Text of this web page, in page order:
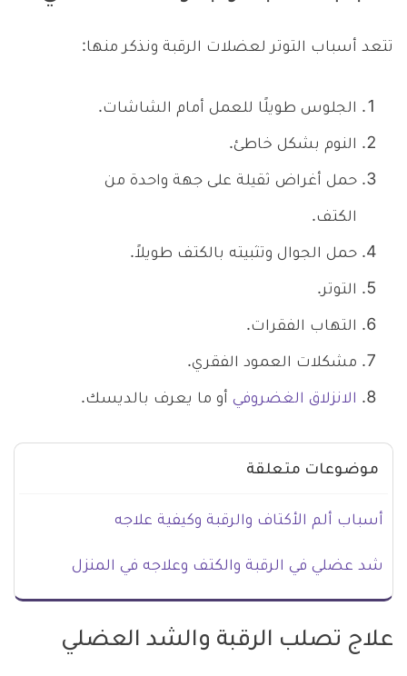
تتعد أسباب التوتر لعضلات الرقبة ونذكر منها:
الجلوس طويلًا للعمل أمام الشاشات.
النوم بشكل خاطئ.
حمل أغراض ثقيلة على جهة واحدة من
الكتف.
حمل الجوال وتثبيته بالكتف طويلاً.
التوتر.
التهاب الفقرات.
مشكلات العمود الفقري.
الانزلاق الغضروفي أو ما يعرف بالديسك.
موضوعات متعلقة
أسباب ألم الأكتاف والرقبة وكيفية علاجه
شد عضلي في الرقبة والكتف وعلاجه في المنزل
علاج تصلب الرقبة والشد العضلي